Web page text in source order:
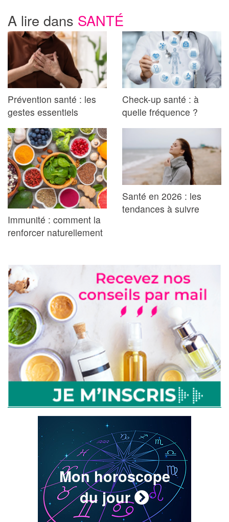
A lire dans SANTÉ
Prévention santé : les
gestes essentiels
Check-up santé : à
quelle fréquence ?
Immunité : comment la
renforcer naturellement
Santé en 2026 : les
tendances à suivre
Mon horoscope
du jour